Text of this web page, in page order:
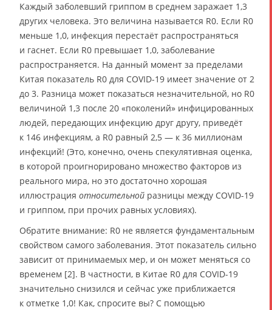
Каждый заболевший гриппом в среднем заражает 1,3
других человека. Это величина называется R0. Если R0
меньше 1,0, инфекция перестаёт распространяться
и гаснет. Если R0 превышает 1,0, заболевание
распространяется. На данный момент за пределами
Китая показатель R0 для COVID-19 имеет значение от 2
до 3. Разница может показаться незначительной, но R0
величиной 1,3 после 20 «поколений» инфицированных
людей, передающих инфекцию друг другу, приведёт
к 146 инфекциям, а R0 равный 2,5 — к 36 миллионам
инфекций! (Это, конечно, очень спекулятивная оценка,
в которой проигнорировано множество факторов из
реального мира, но это достаточно хорошая
иллюстрация относительной разницы между COVID-19
и гриппом, при прочих равных условиях).
Обратите внимание: R0 не является фундаментальным
свойством самого заболевания. Этот показатель сильно
зависит от принимаемых мер, и он может меняться со
временем [2]. В частности, в Китае R0 для COVID-19
значительно снизился и сейчас уже приближается
к отметке 1,0! Как, спросите вы? С помощью